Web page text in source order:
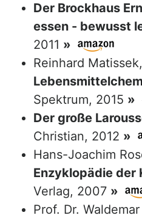
Der Brockhaus
essen - bewusst
2011 »
Reinhard
Spektrum, 2015 »
Der große
Christian, 2012 »
Hans-Joachim
Enzyklopädie der
Verlag, 2007 »
Prof. Dr.